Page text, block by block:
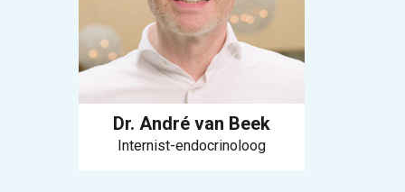
Dr. André van Beek
Internist-endocrinoloog